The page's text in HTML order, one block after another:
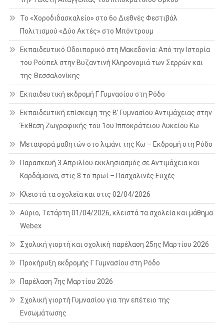
Το «Χοροδιδασκαλείο» στο 6ο Διεθνές Φεστιβάλ
Πολιτισμού «Δύο Ακτές» στο Μπόντρουμ
Εκπαιδευτικό Οδοιπορικό στη Μακεδονία: Από την Ιστορία
του Ρούπελ στην Βυζαντινή Κληρονομιά των Σερρών και
της Θεσσαλονίκης
Εκπαιδευτική εκδρομή Γ Γυμνασίου στη Ρόδο
Εκπαιδευτική επίσκεψη της Β’ Γυμνασίου Αντιμάχειας στην
Έκθεση Ζωγραφικής του 1ου Ιπποκράτειου Λυκείου Κω
Μεταφορά μαθητών στο λιμάνι της Κω – Εκδρομή στη Ρόδο
Παρασκευή 3 Απριλίου εκκλησιασμός σε Αντιμάχεια και
Καρδάμαινα, στις 8 το πρωί – Πασχαλινές Ευχές
Κλειστά τα σχολεία και στις 02/04/2026
Αύριο, Τετάρτη 01/04/2026, κλειστά τα σχολεία και μάθημα
Webex
Σχολική γιορτή και σχολική παρέλαση 25ης Μαρτίου 2026
Προκήρυξη εκδρομής Γ Γυμνασίου στη Ρόδο
Παρέλαση 7ης Μαρτίου 2026
Σχολική γιορτή Γυμνασίου για την επέτειο της
Ενσωμάτωσης